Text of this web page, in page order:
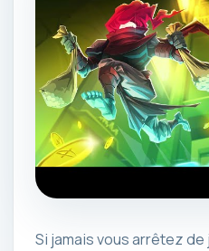
Si jamais vous arrêtez de